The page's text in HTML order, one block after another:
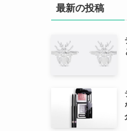
最新の投稿